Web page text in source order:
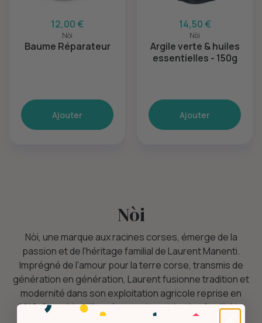
12,00 €
Nòi
Baume Réparateur
Ajouter
14,50 €
Nòi
Argile verte & huiles
essentielles - 150g
Ajouter
Nòi
Nòi, une marque aux racines corses, émerge de la
passion et de l'héritage familial de Laurent Manenti.
Imprégné de l'amour pour la terre corse, transmis de
génération en génération, Laurent fusionne tradition et
modernité dans son exploitation agricole reprise en
2019. Son objectif : préserver le patrimoine familial en